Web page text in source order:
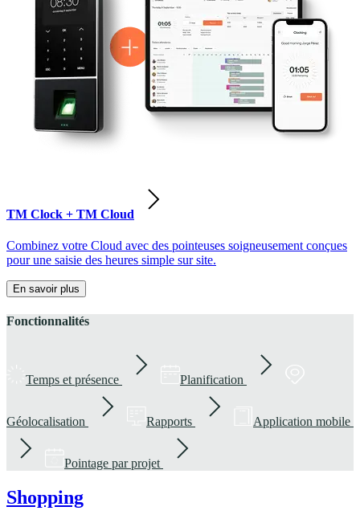
TM Clock + TM Cloud
Combinez votre Cloud avec des pointeuses soigneusement conçues
pour une saisie des heures simple sur site.
En savoir plus
Fonctionnalités
Temps et présence Planification
Géolocalisation Rapports Application mobile
Pointage par projet
Shopping